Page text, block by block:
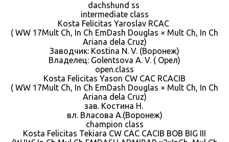
dachshund ss
intermediate class
Kosta Felicitas Yaroslav RCAC
( WW 17Mult Ch, In Ch EmDash Douglas × Mult Ch, In Ch
Ariana dela Cruz)
Заводчик: Kostina N. V. (Воронеж)
Владелец: Golentsova A. V. ( Орел)
open.class
Kosta Felicitas Yason CW CAC RCACIB
( WW 17Mult Ch, In Ch EmDash Douglas × Mult Ch, In Ch
Ariana dela Cruz)
зав. Костина Н.
вл. Власова А.(Воронеж)
champion class
Kosta Felicitas Tekiara CW CAC CACIB BOB BIG III